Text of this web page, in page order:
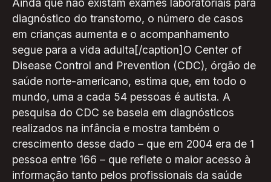
Ainda que não existam exames laboratoriais para
diagnóstico do transtorno, o número de casos
em crianças aumenta e o acompanhamento
segue para a vida adulta[/caption]O Center of
Disease Control and Prevention (CDC), órgão de
saúde norte-americano, estima que, em todo o
mundo, uma a cada 54 pessoas é autista. A
pesquisa do CDC se baseia em diagnósticos
realizados na infância e mostra também o
crescimento desse dado – que em 2004 era de 1
pessoa entre 166 – que reflete o maior acesso à
informação tanto pelos profissionais da saúde